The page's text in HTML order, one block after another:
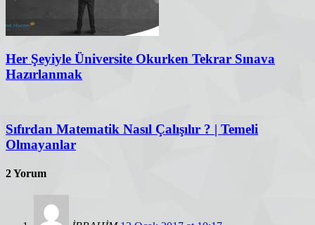
Her Şeyiyle Üniversite Okurken Tekrar Sınava
Hazırlanmak
Sıfırdan Matematik Nasıl Çalışılır ? | Temeli
Olmayanlar
2 Yorum